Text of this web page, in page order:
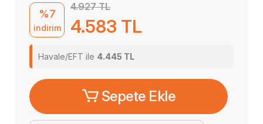
%7
indirim
4.927 TL
4.583 TL
Havale/EFT ile 4.445 TL
Sepete Ekle